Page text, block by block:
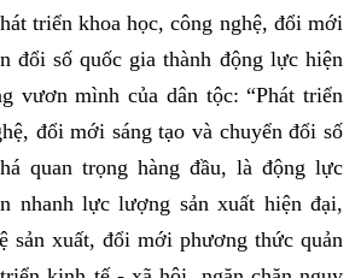
triển khoa học, công nghệ, đổi mới
đổi số quốc gia thành động lực hiện
vươn mình của dân tộc: “Phát triển
đổi mới sáng tạo và chuyển đổi số
quan trọng hàng đầu, là động lực
nhanh lực lượng sản xuất hiện đại,
sản xuất, đổi mới phương thức quản